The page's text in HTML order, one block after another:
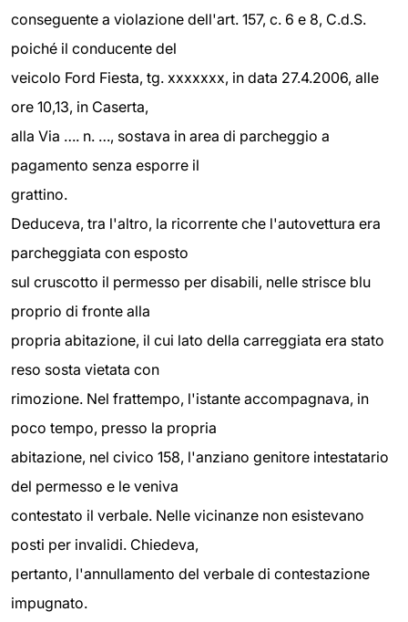
conseguente a violazione dell'art. 157, c. 6 e 8, C.d.S.
poiché il conducente del
veicolo Ford Fiesta, tg. xxxxxxx, in data 27.4.2006, alle
ore 10,13, in Caserta,
alla Via …. n. …, sostava in area di parcheggio a
pagamento senza esporre il
grattino.
Deduceva, tra l'altro, la ricorrente che l'autovettura era
parcheggiata con esposto
sul cruscotto il permesso per disabili, nelle strisce blu
proprio di fronte alla
propria abitazione, il cui lato della carreggiata era stato
reso sosta vietata con
rimozione. Nel frattempo, l'istante accompagnava, in
poco tempo, presso la propria
abitazione, nel civico 158, l'anziano genitore intestatario
del permesso e le veniva
contestato il verbale. Nelle vicinanze non esistevano
posti per invalidi. Chiedeva,
pertanto, l'annullamento del verbale di contestazione
impugnato.